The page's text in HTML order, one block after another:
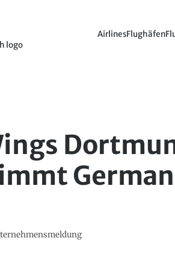
logo
AirlinesFlughäfen